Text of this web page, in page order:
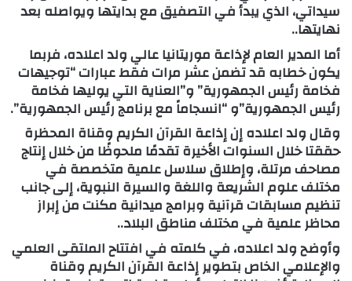
سيداتي، الذي يبدأ في التصفيق مع بدايتها ويواصله بعد
نهايتها..
أما المدير العام لإذاعة موريتانيا عالي ولد اعلاده، فربما
يكون خطابه قد تضمن عشر مرات فقط عبارات “توجيهات
فخامة رئيس الجمهورية” و”العناية التي يوليها فخامة
رئيس الجمهورية”و “انسجاماً مع برنامج رئيس الجمهورية”.
وقال ولد اعلاده إن إذاعة القرآن الكريم وقناة المحظرة
حققتا خلال السنوات الأخيرة تقدمًا ملحوظًا من خلال إنتاج
مصاحف مرتلة، وإطلاق سلاسل علمية متخصصة في
مختلف علوم الشريعة واللغة والسيرة النبوية، إلى جانب
تنظيم مسابقات قرآنية وبرامج ميدانية مكنت من إبراز
محاظر علمية في مختلف مناطق البلاد..
وأوضح ولد اعلاده، في كلمته في افتتاح الملتقى العلمي
والإعلامي الخاص بتطوير إذاعة القرآن الكريم وقناة